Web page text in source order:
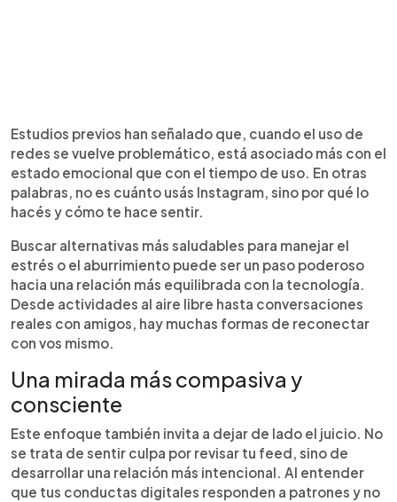
Estudios previos han señalado que, cuando el uso de
redes se vuelve problemático, está asociado más con el
estado emocional que con el tiempo de uso. En otras
palabras, no es cuánto usás Instagram, sino por qué lo
hacés y cómo te hace sentir.
Buscar alternativas más saludables para manejar el
estrés o el aburrimiento puede ser un paso poderoso
hacia una relación más equilibrada con la tecnología.
Desde actividades al aire libre hasta conversaciones
reales con amigos, hay muchas formas de reconectar
con vos mismo.
Una mirada más compasiva y
consciente
Este enfoque también invita a dejar de lado el juicio. No
se trata de sentir culpa por revisar tu feed, sino de
desarrollar una relación más intencional. Al entender
que tus conductas digitales responden a patrones y no